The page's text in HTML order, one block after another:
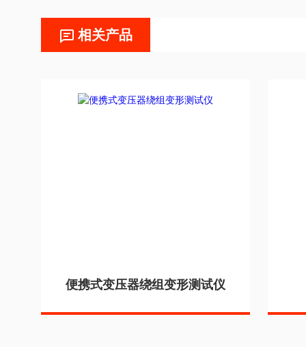
相关产品
便携式变压器绕组变形测试仪